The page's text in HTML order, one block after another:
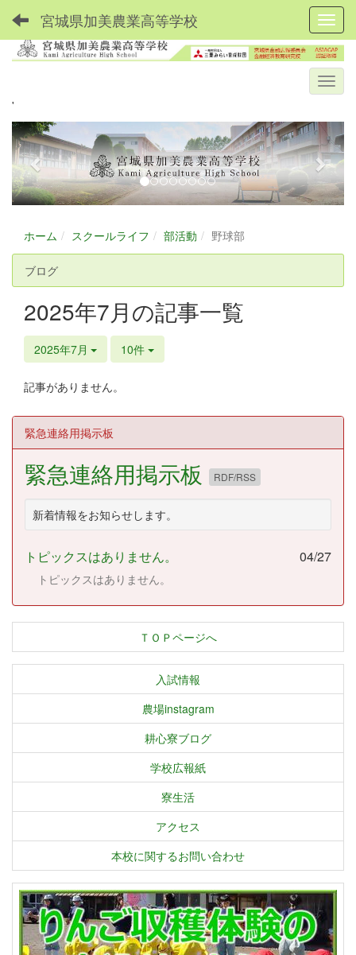
宮城県加美農業高等学校
'
p
r
e
v
o
u
s
n
e
x
t
ホーム スクールライフ 部活動 野球部
ブログ
2025年7月の記事一覧
2025年7月 10件
記事がありません。
緊急連絡用掲示板
緊急連絡用掲示板 RDF/RSS
新着情報をお知らせします。
トピックスはありません。 04/27
トピックスはありません。
ＴＯＰページへ
入試情報
農場instagram
耕心寮ブログ
学校広報紙
寮生活
アクセス
本校に関するお問い合わせ